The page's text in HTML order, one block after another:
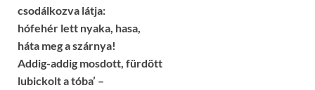
csodálkozva látja:
hófehér lett nyaka, hasa,
háta meg a szárnya!
Addig-addig mosdott, fürdött
lubickolt a tóba’ –